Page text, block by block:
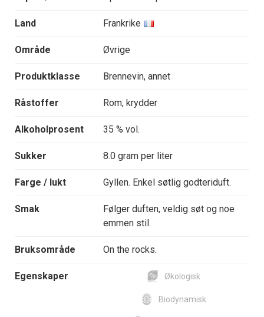
Land Frankrike
Område Øvrige
Produktklasse Brennevin, annet
Råstoffer Rom, krydder
Alkoholprosent 35 % vol.
Sukker 8.0 gram per liter
Farge / lukt Gyllen. Enkel søtlig godteriduft.
Smak
Følger duften, veldig søt og noe
emmen stil.
Bruksområde On the rocks.
Egenskaper Økologisk
Biodynamisk